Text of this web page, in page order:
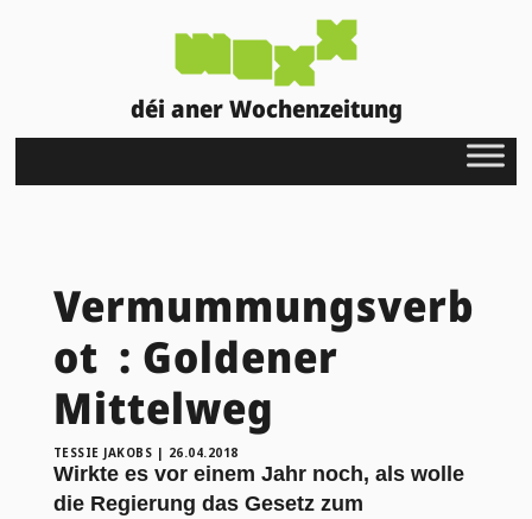
déi aner Wochenzeitung
Vermummungsverb
ot : Goldener
Mittelweg
TESSIE JAKOBS | 26.04.2018
Wirkte es vor einem Jahr noch, als wolle
die Regierung das Gesetz zum